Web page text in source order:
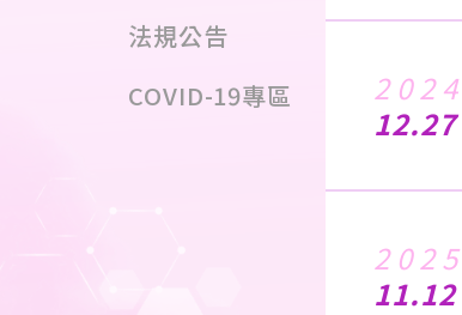
法規公告
COVID-19專區
2024
12.27
2025
11.12